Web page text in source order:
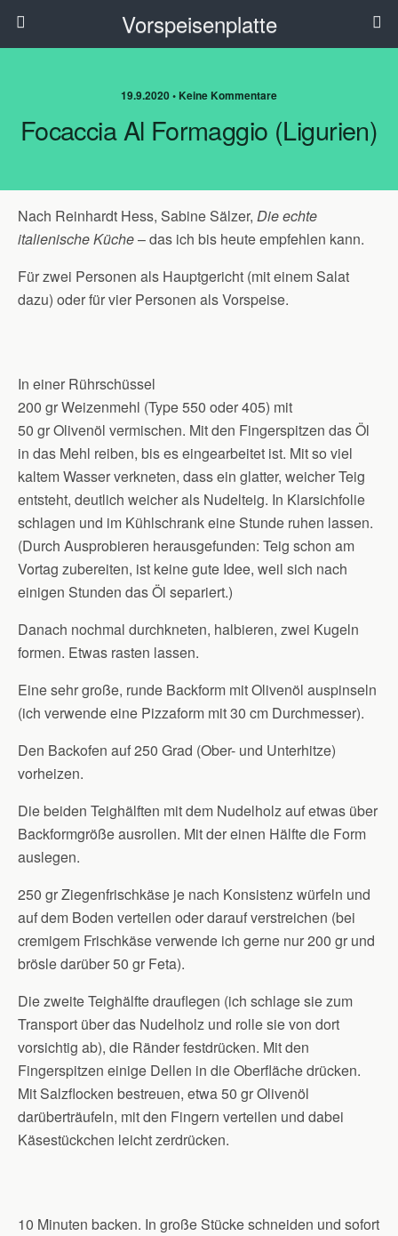
Vorspeisenplatte
19.9.2020 • Keine Kommentare
Focaccia Al Formaggio (Ligurien)
Nach Reinhardt Hess, Sabine Sälzer, Die echte
italienische Küche– das ich bis heute empfehlen kann.
Für zwei Personen als Hauptgericht (mit einem Salat
dazu) oder für vier Personen als Vorspeise.
In einer Rührschüssel
200 gr Weizenmehl (Type 550 oder 405) mit
50 gr Olivenöl vermischen. Mit den Fingerspitzen das Öl
in das Mehl reiben, bis es eingearbeitet ist. Mit so viel
kaltem Wasser verkneten, dass ein glatter, weicher Teig
entsteht, deutlich weicher als Nudelteig. In Klarsichfolie
schlagen und im Kühlschrank eine Stunde ruhen lassen.
(Durch Ausprobieren herausgefunden: Teig schon am
Vortag zubereiten, ist keine gute Idee, weil sich nach
einigen Stunden das Öl separiert.)
Danach nochmal durchkneten, halbieren, zwei Kugeln
formen. Etwas rasten lassen.
Eine sehr große, runde Backform mit Olivenöl auspinseln
(ich verwende eine Pizzaform mit 30 cm Durchmesser).
Den Backofen auf 250 Grad (Ober- und Unterhitze)
vorheizen.
Die beiden Teighälften mit dem Nudelholz auf etwas über
Backformgröße ausrollen. Mit der einen Hälfte die Form
auslegen.
250 gr Ziegenfrischkäse je nach Konsistenz würfeln und
auf dem Boden verteilen oder darauf verstreichen (bei
cremigem Frischkäse verwende ich gerne nur 200 gr und
brösle darüber 50 gr Feta).
Die zweite Teighälfte drauflegen (ich schlage sie zum
Transport über das Nudelholz und rolle sie von dort
vorsichtig ab), die Ränder festdrücken. Mit den
Fingerspitzen einige Dellen in die Oberfläche drücken.
Mit Salzflocken bestreuen, etwa 50 gr Olivenöl
darüberträufeln, mit den Fingern verteilen und dabei
Käsestückchen leicht zerdrücken.
10 Minuten backen. In große Stücke schneiden und sofort